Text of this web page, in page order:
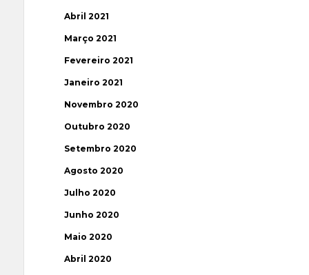
Abril 2021
Março 2021
Fevereiro 2021
Janeiro 2021
Novembro 2020
Outubro 2020
Setembro 2020
Agosto 2020
Julho 2020
Junho 2020
Maio 2020
Abril 2020